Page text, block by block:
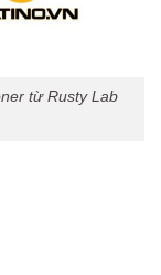
từ Rusty Lab